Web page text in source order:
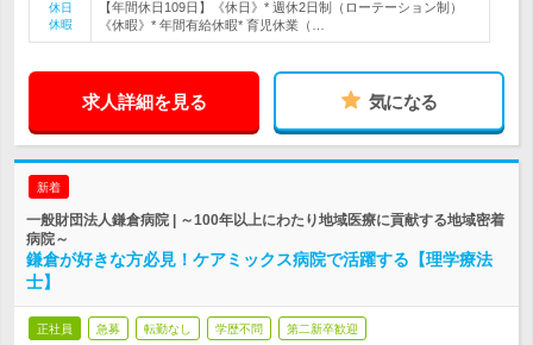
休日
休暇
【年間休日109日】《休日》* 週休2日制（ローテーション制）
《休暇》* 年間有給休暇* 育児休業（…
求人詳細を見る 気になる
新着
一般財団法人鎌倉病院 | ～100年以上にわたり地域医療に貢献する地域密着
病院～
鎌倉が好きな方必見！ケアミックス病院で活躍する【理学療法
士】
正社員 急募 転勤なし 学歴不問 第二新卒歓迎